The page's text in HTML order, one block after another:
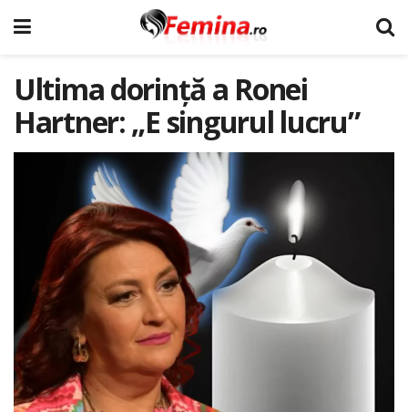
Ultima dorință a Ronei
Hartner: „E singurul lucru”